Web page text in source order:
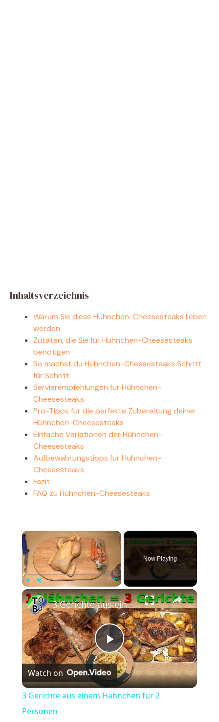
Inhaltsverzeichnis
Warum Sie diese Hühnchen-Cheesesteaks lieben
werden
Zutaten, die Sie für Hühnchen-Cheesesteaks
benötigen
So machst du Hühnchen-Cheesesteaks Schritt
für Schritt
Servierempfehlungen für Hühnchen-
Cheesesteaks
Pro-Tipps für die perfekte Zubereitung deiner
Hühnchen-Cheesesteaks
Einfache Variationen der Hühnchen-
Cheesesteaks
Aufbewahrungstipps für Hühnchen-
Cheesesteaks
Fazit
FAQ zu Hühnchen-Cheesesteaks
×
Play Unmute Fullscreen
Now Playing
×
P
l
3 Gerichte aus einem Hähnchen für 2 Personen
Watch on
3 Gerichte aus einem Hähnchen für 2
Personen